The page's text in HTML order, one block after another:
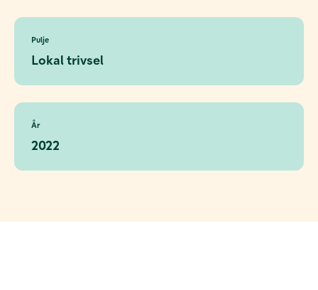
Pulje
Lokal trivsel
År
2022